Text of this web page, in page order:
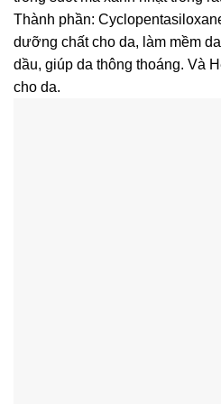
Thành phần:
dưỡng chất cho da, làm mềm
dầu, giúp da thông thoáng. Và
cho da.